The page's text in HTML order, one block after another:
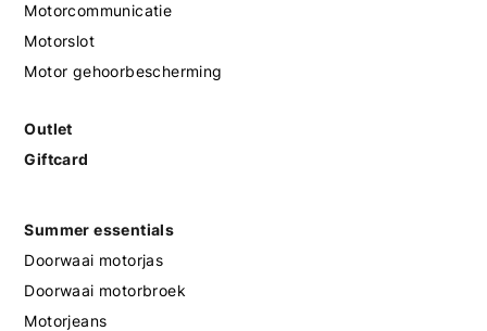
Motorcommunicatie
Motorslot
Motor gehoorbescherming
Outlet
Giftcard
Summer essentials
Doorwaai motorjas
Doorwaai motorbroek
Motorjeans